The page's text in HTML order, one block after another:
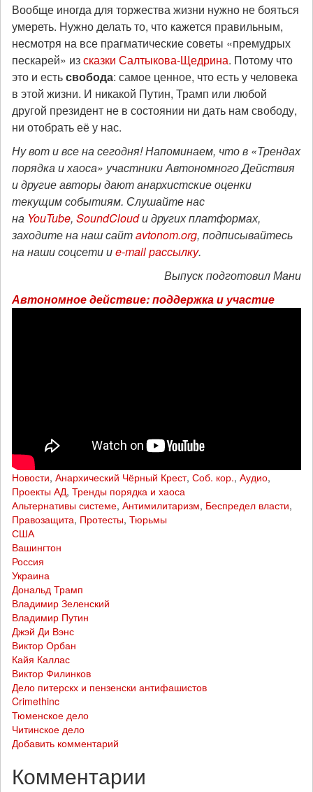
Вообще иногда для торжества жизни нужно не бояться
умереть. Нужно делать то, что кажется правильным,
несмотря на все прагматические советы «премудрых
пескарей» изсказки Салтыкова-Щедрина. Потому что
это и естьсвобода: самое ценное, что есть у человека
в этой жизни. И никакой Путин, Трамп или любой
другой президент не в состоянии ни дать нам свободу,
ни отобрать её у нас.
Ну вот и все на сегодня! Напоминаем, что в «Трендах
порядка и хаоса» участники Автономного Действия
и другие авторы дают анархистские оценки
текущим событиям. Слушайте нас
на YouTube, SoundCloudи других платформах,
заходите на наш сайтavtonom.org, подписывайтесь
на наши соцсети иe-mail рассылку.
Выпуск подготовил Мани
Автономное действие: поддержка и участие
Новости, Анархический Чёрный Крест, Соб. кор., Аудио,
Проекты АД, Тренды порядка и хаоса
Альтернативы системе, Антимилитаризм, Беспредел власти,
Правозащита, Протесты, Тюрьмы
США
Вашингтон
Россия
Украина
Дональд Трамп
Владимир Зеленский
Владимир Путин
Джэй Ди Вэнс
Виктор Орбан
Кайя Каллас
Виктор Филинков
Дело питерскх и пензенски антифашистов
Crimethinc
Тюменское дело
Читинское дело
Добавить комментарий
Комментарии